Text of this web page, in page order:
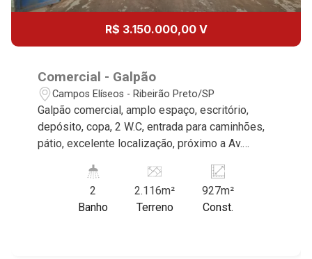
17
18
Aug/Tue
19
20
R$ 3.150.000,00 V
Comercial - Galpão
Campos Elíseos - Ribeirão Preto/SP
Galpão comercial, amplo espaço, escritório,
depósito, copa, 2 W.C, entrada para caminhões,
pátio, excelente localização, próximo a Av.
mercado imobiliário desde 2000. Especialistas
em Venda e Locação! Avenida João Fiúsa, 1051
- Alto da Boa Vista | Ribeirão Preto.
2
Banho
2.116m²
Terreno
927m²
Const.